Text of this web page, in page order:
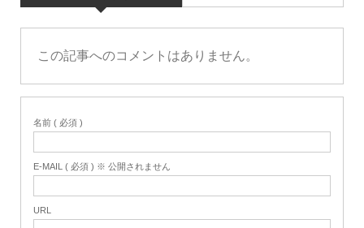
この記事へのコメントはありません。
名前 ( 必須 )
E-MAIL ( 必須 ) ※ 公開されません
URL